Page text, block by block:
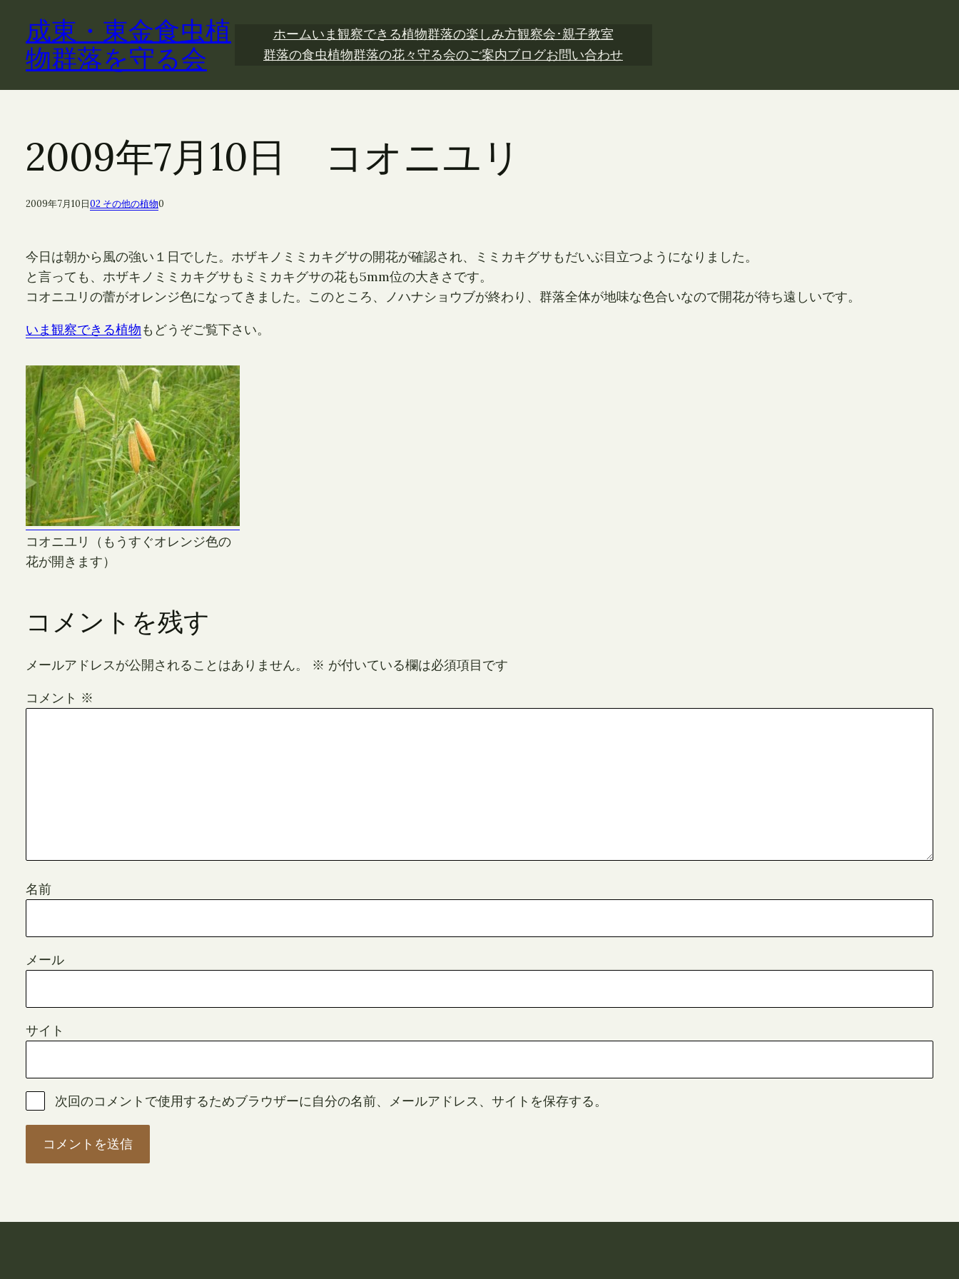
キ
成東・東金食虫植
物群落を守る会
ホームいま観察できる植物群落の楽しみ方観察会･親子教室
群落の食虫植物群落の花々守る会のご案内ブログお問い合わせ
2009年7月10日 コオニユリ
2009年7月10日02 その他の植物0
今日は朝から風の強い１日でした。ホザキノミミカキグサの開花が確認され、ミミカキグサもだいぶ目立つようになりました。
と言っても、ホザキノミミカキグサもミミカキグサの花も5mm位の大きさです。
コオニユリの蕾がオレンジ色になってきました。このところ、ノハナショウブが終わり、群落全体が地味な色合いなので開花が待ち遠しいです。
いま観察できる植物もどうぞご覧下さい。
コオニユリ（もうすぐオレンジ色の
花が開きます）
コメントを残す
メールアドレスが公開されることはありません。 ※ が付いている欄は必須項目です
コメント ※
名前
メール
サイト
次回のコメントで使用するためブラウザーに自分の名前、メールアドレス、サイトを保存する。